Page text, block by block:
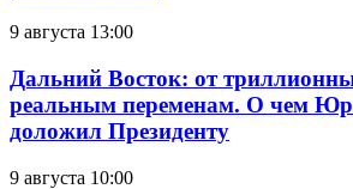
9 августа 13:00
Дальний Восток: от
реальным переменам. О чем
доложил Президенту
9 августа 10:00